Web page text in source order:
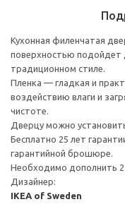
Кухонная филенчатая
поверхностью подойдет
традиционном стиле.
Пленка — гладкая и
воздействию влаги и
чистоте.
Дверцу можно
Бесплатно 25 лет
гарантийной брошюре.
Необходимо дополнить 2
Дизайнер:
IKEA of Sweden